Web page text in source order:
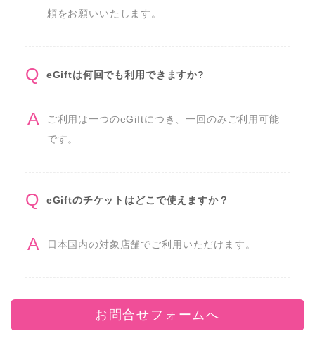
頼をお願いいたします。
eGiftは何回でも利用できますか?
ご利用は一つのeGiftにつき、一回のみご利用可能
です。
eGiftのチケットはどこで使えますか？
日本国内の対象店舗でご利用いただけます。
お問合せフォームへ